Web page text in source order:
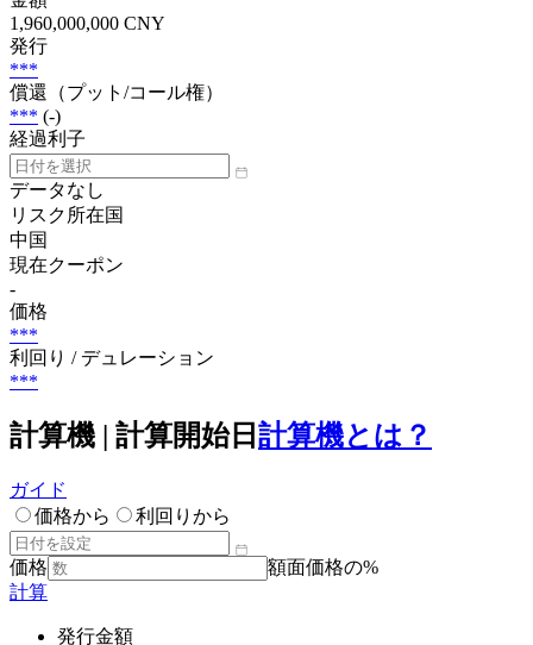
1,960,000,000 CNY
発行
***
償還（プット/コール権）
*** (-)
経過利子
データなし
リスク所在国
中国
現在クーポン
-
価格
***
利回り / デュレーション
***
計算機 | 計算開始日 計算機とは？
ガイド
価格から
利回りから
価格
額面価格の%
計算
発行金額